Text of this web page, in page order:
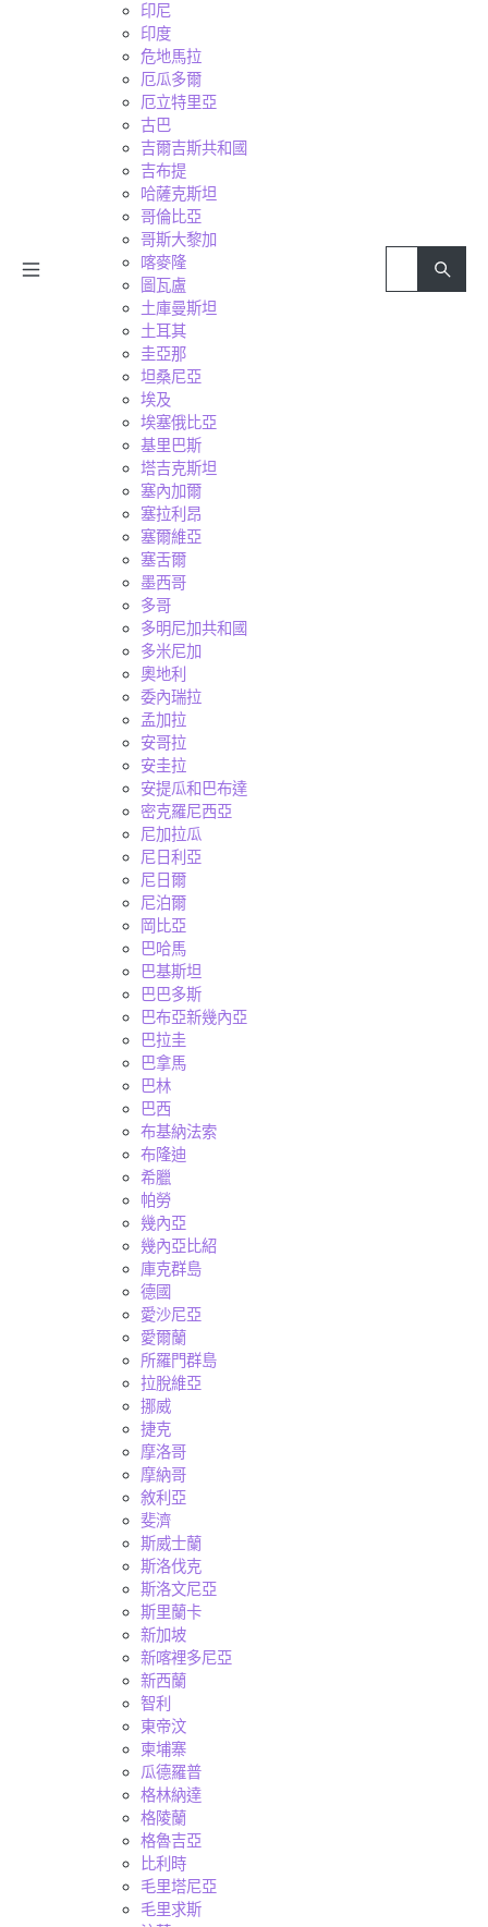
印尼
印度
危地馬拉
厄瓜多爾
厄立特里亞
古巴
吉爾吉斯共和國
吉布提
哈薩克斯坦
哥倫比亞
哥斯大黎加
喀麥隆
圖瓦盧
土庫曼斯坦
土耳其
圭亞那
坦桑尼亞
埃及
埃塞俄比亞
基里巴斯
塔吉克斯坦
塞內加爾
塞拉利昂
塞爾維亞
塞舌爾
墨西哥
多哥
多明尼加共和國
多米尼加
奧地利
委內瑞拉
孟加拉
安哥拉
安圭拉
安提瓜和巴布達
密克羅尼西亞
尼加拉瓜
尼日利亞
尼日爾
尼泊爾
岡比亞
巴哈馬
巴基斯坦
巴巴多斯
巴布亞新幾內亞
巴拉圭
巴拿馬
巴林
巴西
布基納法索
布隆迪
希臘
帕勞
幾內亞
幾內亞比紹
庫克群島
德國
愛沙尼亞
愛爾蘭
所羅門群島
拉脫維亞
挪威
捷克
摩洛哥
摩納哥
敘利亞
斐濟
斯威士蘭
斯洛伐克
斯洛文尼亞
斯里蘭卡
新加坡
新喀裡多尼亞
新西蘭
智利
東帝汶
柬埔寨
瓜德羅普
格林納達
格陵蘭
格魯吉亞
比利時
毛里塔尼亞
毛里求斯